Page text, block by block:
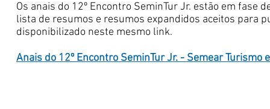
Os anais do 12º Encontro SeminTur Jr. estão em fase
lista de resumos e resumos expandidos aceitos para
disponibilizado neste mesmo link.
Anais do 12º Encontro SeminTur Jr. - Semear